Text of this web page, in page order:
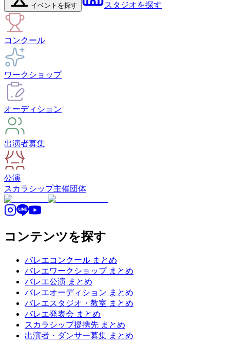
イベント を探す スタジオを探す
コンクール
ワークショップ
オーディション
出演者募集
公演
スカラシップ主催団体
コンテンツを探す
バレエコンクール まとめ
バレエワークショップ まとめ
バレエ公演 まとめ
バレエオーディション まとめ
バレエスタジオ・教室 まとめ
バレエ発表会 まとめ
スカラシップ提携先 まとめ
出演者・ダンサー募集 まとめ